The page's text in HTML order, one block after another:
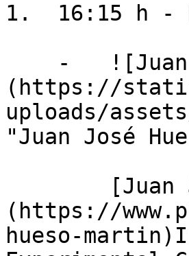
1.  16:15 h -
(https://
uploads/
"Juan José
(https://
hueso-